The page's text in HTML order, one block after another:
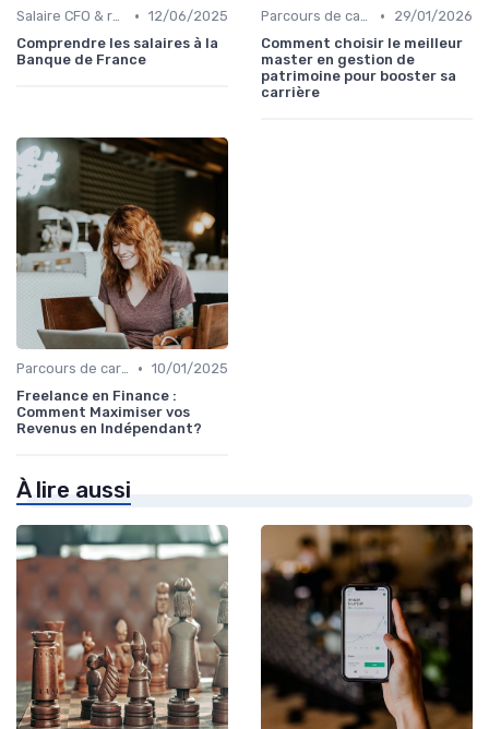
Salaire CFO & rémunération variable • 12/06/2025
Comprendre les salaires à la
Banque de France
Parcours de carrière en finance •
29/01/2026
Comment choisir le meilleur
master en gestion de
patrimoine pour booster sa
carrière
Parcours de carrière en finance • 10/01/2025
Freelance en Finance :
Comment Maximiser vos
Revenus en Indépendant?
À lire aussi